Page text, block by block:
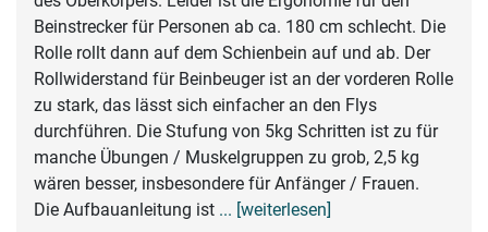
Beinstrecker für Personen ab ca. 180 cm schlecht. Die
Rolle rollt dann auf dem Schienbein auf und ab. Der
Rollwiderstand für Beinbeuger ist an der vorderen Rolle
zu stark, das lässt sich einfacher an den Flys
durchführen. Die Stufung von 5kg Schritten ist zu für
manche Übungen / Muskelgruppen zu grob, 2,5 kg
wären besser, insbesondere für Anfänger / Frauen.
Die Aufbauanleitung ist ... [weiterlesen]